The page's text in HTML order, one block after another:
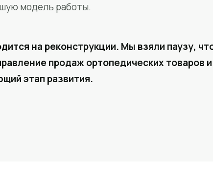
модель работы.
на реконструкции. Мы взяли паузу,
продаж ортопедических товаров и
этап развития.